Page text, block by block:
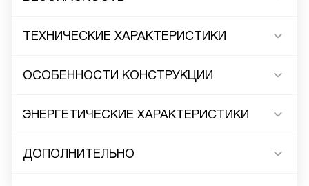
ТЕХНИЧЕСКИЕ ХАРАКТЕРИСТИКИ
ОСОБЕННОСТИ КОНСТРУКЦИИ
ЭНЕРГЕТИЧЕСКИЕ ХАРАКТЕРИСТИКИ
ДОПОЛНИТЕЛЬНО